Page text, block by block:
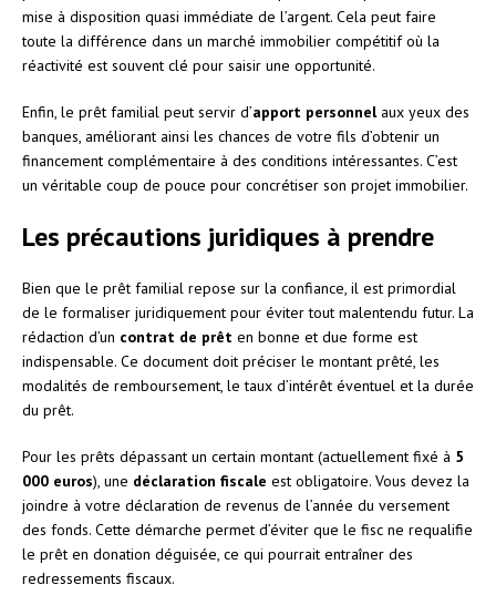
mise à disposition quasi immédiate de l’argent. Cela peut faire
toute la différence dans un marché immobilier compétitif où la
réactivité est souvent clé pour saisir une opportunité.
Enfin, le prêt familial peut servir d’apport personnelaux yeux des
banques, améliorant ainsi les chances de votre fils d’obtenir un
financement complémentaire à des conditions intéressantes. C’est
un véritable coup de pouce pour concrétiser son projet immobilier.
Les précautions juridiques à prendre
Bien que le prêt familial repose sur la confiance, il est primordial
de le formaliser juridiquement pour éviter tout malentendu futur. La
rédaction d’un contrat de prêt en bonne et due forme est
indispensable. Ce document doit préciser le montant prêté, les
modalités de remboursement, le taux d’intérêt éventuel et la durée
du prêt.
Pour les prêts dépassant un certain montant (actuellement fixé à 5
000 euros), une déclaration fiscale est obligatoire. Vous devez la
joindre à votre déclaration de revenus de l’année du versement
des fonds. Cette démarche permet d’éviter que le fisc ne requalifie
le prêt en donation déguisée, ce qui pourrait entraîner des
redressements fiscaux.